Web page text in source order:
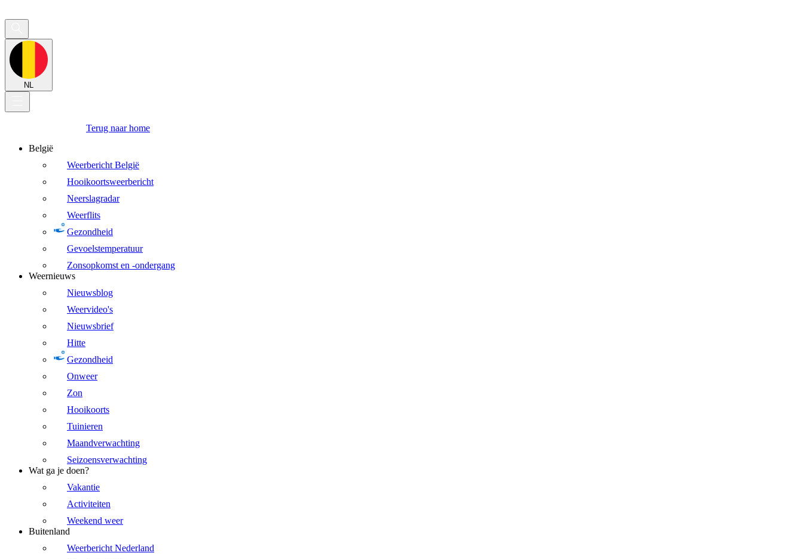
NL
Terug naar home
België
Weerbericht België
Hooikoortsweerbericht
Neerslagradar
Weerflits
Gezondheid
Gevoelstemperatuur
Zonsopkomst en -ondergang
Weernieuws
Nieuwsblog
Weervideo's
Nieuwsbrief
Hitte
Gezondheid
Onweer
Zon
Hooikoorts
Tuinieren
Maandverwachting
Seizoensverwachting
Wat ga je doen?
Vakantie
Activiteiten
Weekend weer
Buitenland
Weerbericht Nederland